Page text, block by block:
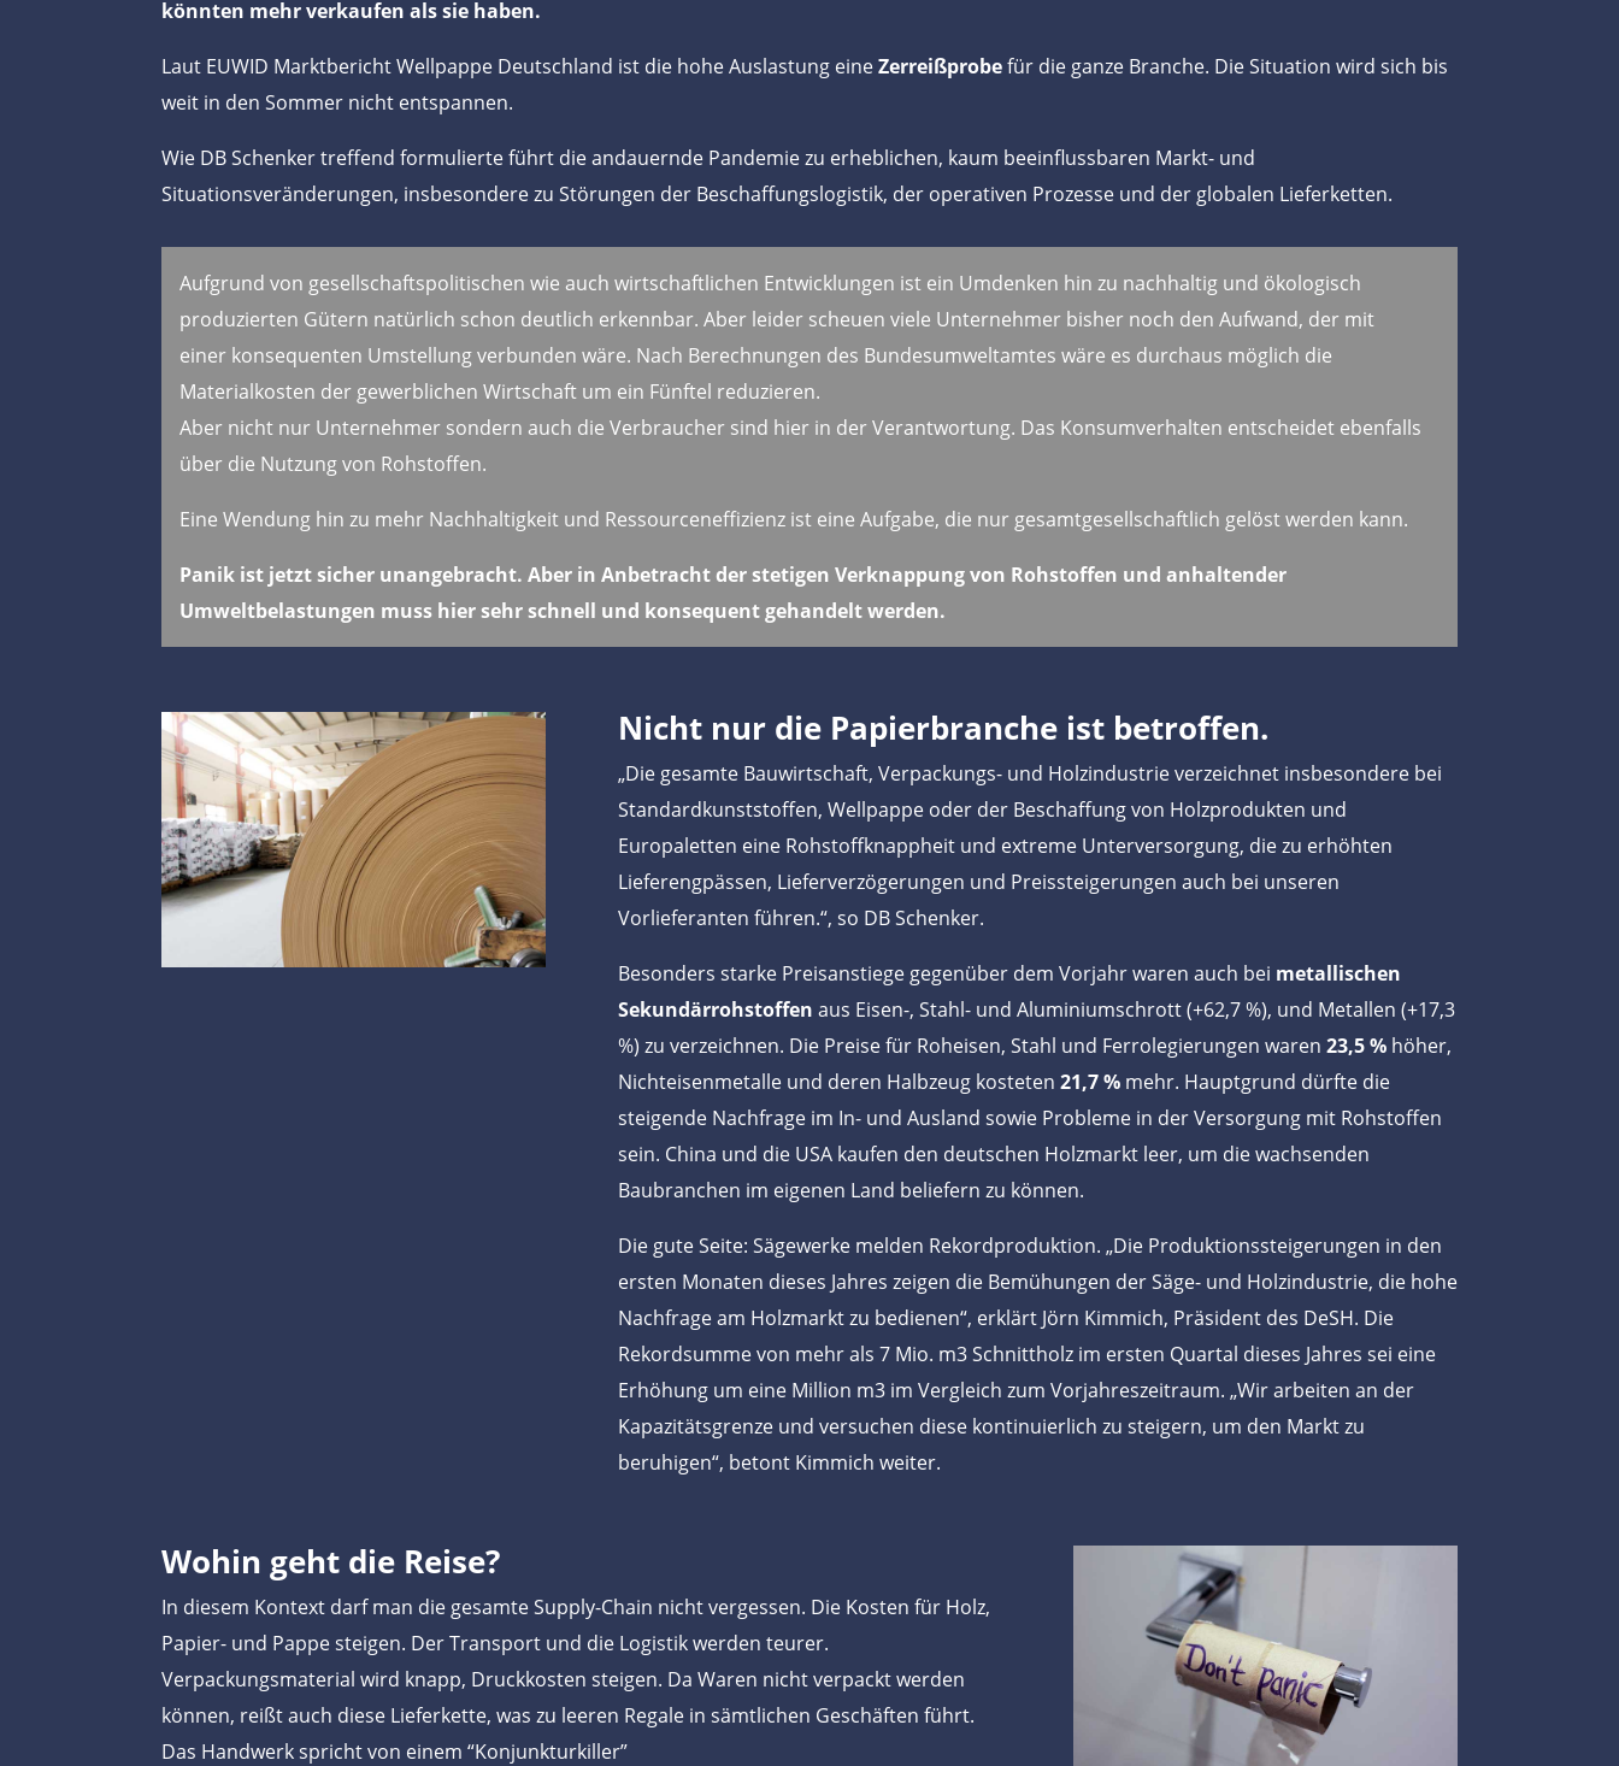
könnten mehr verkaufen als sie haben.
Laut EUWID Marktbericht Wellpappe Deutschland ist die hohe Auslastung eineZerreißprobefür die ganze Branche. Die Situation wird sich bis
weit in den Sommer nicht entspannen.
Wie DB Schenker treffend formulierte führt die andauernde Pandemie zu erheblichen, kaum beeinflussbaren Markt- und
Situationsveränderungen, insbesondere zu Störungen der Beschaffungslogistik, der operativen Prozesse und der globalen Lieferketten.
Aufgrund von gesellschaftspolitischen wie auch wirtschaftlichen Entwicklungen ist ein Umdenken hin zu nachhaltig und ökologisch
produzierten Gütern natürlich schon deutlich erkennbar. Aber leider scheuen viele Unternehmer bisher noch den Aufwand, der mit
einer konsequenten Umstellung verbunden wäre. Nach Berechnungen des Bundesumweltamtes wäre es durchaus möglich die
Materialkosten der gewerblichen Wirtschaft um ein Fünftel reduzieren.
Aber nicht nur Unternehmer sondern auch die Verbraucher sind hier in der Verantwortung. Das Konsumverhalten entscheidet ebenfalls
über die Nutzung von Rohstoffen.
Eine Wendung hin zu mehr Nachhaltigkeit und Ressourceneffizienz ist eine Aufgabe, die nur gesamtgesellschaftlich gelöst werden kann.
Panik ist jetzt sicher unangebracht. Aber in Anbetracht der stetigen Verknappung von Rohstoffen und anhaltender
Umweltbelastungen muss hier sehr schnell und konsequent gehandelt werden.
Nicht nur die Papierbranche ist betroffen.
„Die gesamte Bauwirtschaft, Verpackungs- und Holzindustrie verzeichnet insbesondere bei
Standardkunststoffen, Wellpappe oder der Beschaffung von Holzprodukten und
Europaletten eine Rohstoffknappheit und extreme Unterversorgung, die zu erhöhten
Lieferengpässen, Lieferverzögerungen und Preissteigerungen auch bei unseren
Vorlieferanten führen.“, so DB Schenker.
Besonders starke Preisanstiege gegenüber dem Vorjahr waren auch bei metallischen
Sekundärrohstoffen aus Eisen-, Stahl- und Aluminiumschrott (+62,7 %), und Metallen (+17,3
%) zu verzeichnen. Die Preise für Roheisen, Stahl und Ferrolegierungen waren 23,5 %höher,
Nichteisenmetalle und deren Halbzeug kosteten 21,7 %mehr. Hauptgrund dürfte die
steigende Nachfrage im In- und Ausland sowie Probleme in der Versorgung mit Rohstoffen
sein. China und die USA kaufen den deutschen Holzmarkt leer, um die wachsenden
Baubranchen im eigenen Land beliefern zu können.
Die gute Seite: Sägewerke melden Rekordproduktion. „Die Produktionssteigerungen in den
ersten Monaten dieses Jahres zeigen die Bemühungen der Säge- und Holzindustrie, die hohe
Nachfrage am Holzmarkt zu bedienen“, erklärt Jörn Kimmich, Präsident des DeSH. Die
Rekordsumme von mehr als 7 Mio. m3 Schnittholz im ersten Quartal dieses Jahres sei eine
Erhöhung um eine Million m3 im Vergleich zum Vorjahreszeitraum. „Wir arbeiten an der
Kapazitätsgrenze und versuchen diese kontinuierlich zu steigern, um den Markt zu
beruhigen“, betont Kimmich weiter.
Wohin geht die Reise?
In diesem Kontext darf man die gesamte Supply-Chain nicht vergessen. Die Kosten für Holz,
Papier- und Pappe steigen. Der Transport und die Logistik werden teurer.
Verpackungsmaterial wird knapp, Druckkosten steigen. Da Waren nicht verpackt werden
können, reißt auch diese Lieferkette, was zu leeren Regale in sämtlichen Geschäften führt.
Das Handwerk spricht von einem “Konjunkturkiller”